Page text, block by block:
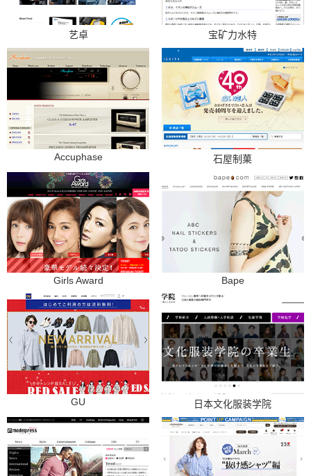
艺卓 宝矿力水特
Accuphase 石屋制菓
Girls Award Bape
GU 日本文化服装学院